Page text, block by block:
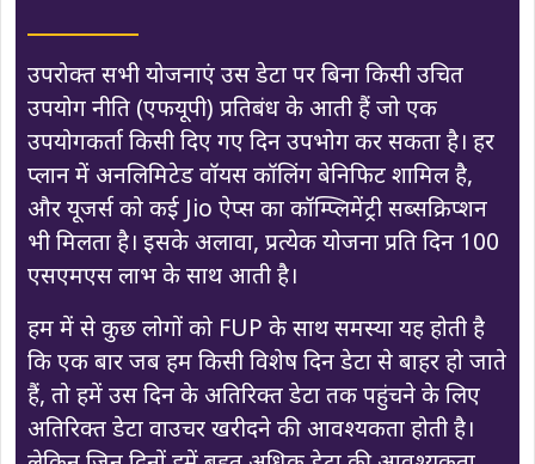
उपरोक्त सभी योजनाएं उस डेटा पर बिना किसी उचित
उपयोग नीति (एफयूपी) प्रतिबंध के आती हैं जो एक
उपयोगकर्ता किसी दिए गए दिन उपभोग कर सकता है। हर
प्लान में अनलिमिटेड वॉयस कॉलिंग बेनिफिट शामिल है,
और यूजर्स को कई Jio ऐप्स का कॉम्प्लिमेंट्री सब्सक्रिप्शन
भी मिलता है। इसके अलावा, प्रत्येक योजना प्रति दिन 100
एसएमएस लाभ के साथ आती है।
हम में से कुछ लोगों को FUP के साथ समस्या यह होती है
कि एक बार जब हम किसी विशेष दिन डेटा से बाहर हो जाते
हैं, तो हमें उस दिन के अतिरिक्त डेटा तक पहुंचने के लिए
अतिरिक्त डेटा वाउचर खरीदने की आवश्यकता होती है।